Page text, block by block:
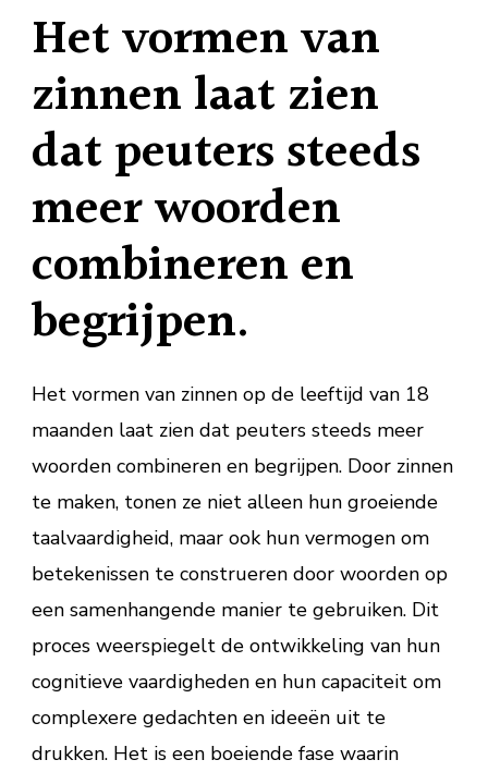
Het vormen van
zinnen laat zien
dat peuters steeds
meer woorden
combineren en
begrijpen.
Het vormen van zinnen op de leeftijd van 18
maanden laat zien dat peuters steeds meer
woorden combineren en begrijpen. Door zinnen
te maken, tonen ze niet alleen hun groeiende
taalvaardigheid, maar ook hun vermogen om
betekenissen te construeren door woorden op
een samenhangende manier te gebruiken. Dit
proces weerspiegelt de ontwikkeling van hun
cognitieve vaardigheden en hun capaciteit om
complexere gedachten en ideeën uit te
drukken. Het is een boeiende fase waarin